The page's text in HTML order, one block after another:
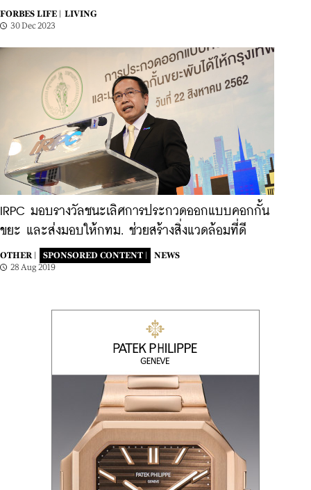
FORBES LIFE |
LIVING
30 Dec 2023
IRPC มอบรางวัลชนะเลิศการประกวดออกแบบคอกกั้น
ขยะ และส่งมอบให้กทม. ช่วยสร้างสิ่งแวดล้อมที่ดี
OTHER | SPONSORED CONTENT |
NEWS
28 Aug 2019